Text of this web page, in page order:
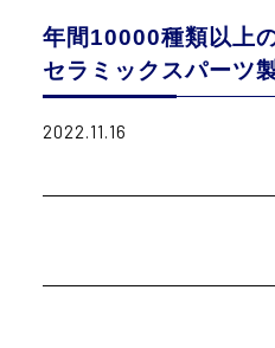
年間10000種類以上
セラミックスパーツ
2022.11.16